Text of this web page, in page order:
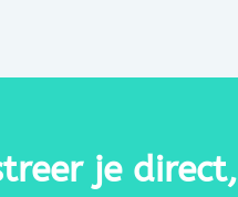
je direct,